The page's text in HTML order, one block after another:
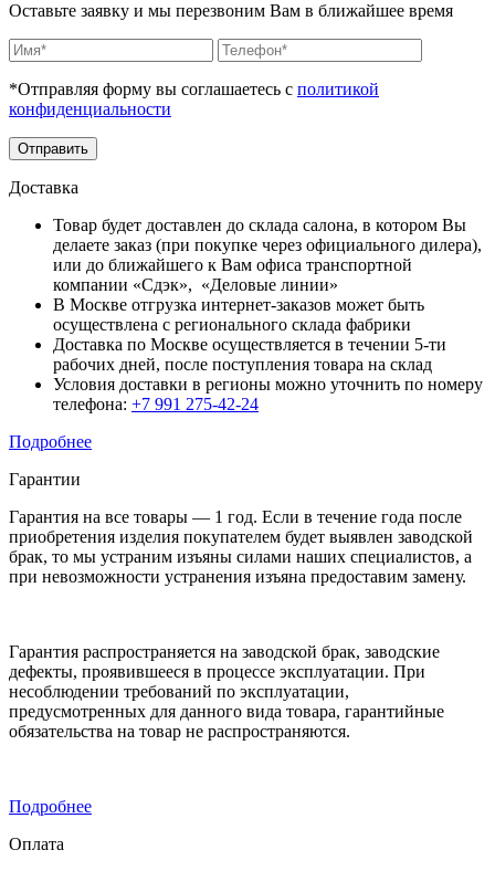
Оставьте заявку и мы перезвоним Вам в ближайшее время
*Отправляя форму вы соглашаетесь с политикой
конфиденциальности
Отправить
Доставка
Товар будет доставлен до склада салона, в котором Вы
делаете заказ (при покупке через официального дилера),
или до ближайшего к Вам офиса транспортной
компании «Сдэк», «Деловые линии»
В Москве отгрузка интернет-заказов может быть
осуществлена с регионального склада фабрики
Доставка по Москве осуществляется в течении 5-ти
рабочих дней, после поступления товара на склад
Условия доставки в регионы можно уточнить по номеру
телефона: +7 991 275-42-24
Подробнее
Гарантии
Гарантия на все товары — 1 год. Если в течение года после
приобретения изделия покупателем будет выявлен заводской
брак, то мы устраним изъяны силами наших специалистов, а
при невозможности устранения изъяна предоставим замену.
Гарантия распространяется на заводской брак, заводские
дефекты, проявившееся в процессе эксплуатации. При
несоблюдении требований по эксплуатации,
предусмотренных для данного вида товара, гарантийные
обязательства на товар не распространяются.
Подробнее
Оплата